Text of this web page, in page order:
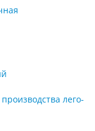
лего-